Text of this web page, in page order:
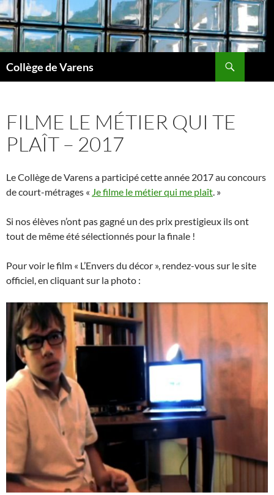
Aller
au
contenu
Collège de Varens
FILME LE MÉTIER QUI TE
PLAÎT – 2017
Le Collège de Varens a participé cette année 2017 au concours
de court-métrages « Je filme le métier qui me plaît. »
Si nos élèves n’ont pas gagné un des prix prestigieux ils ont
tout de même été sélectionnés pour la finale !
Pour voir le film « L’Envers du décor », rendez-vous sur le site
officiel, en cliquant sur la photo :